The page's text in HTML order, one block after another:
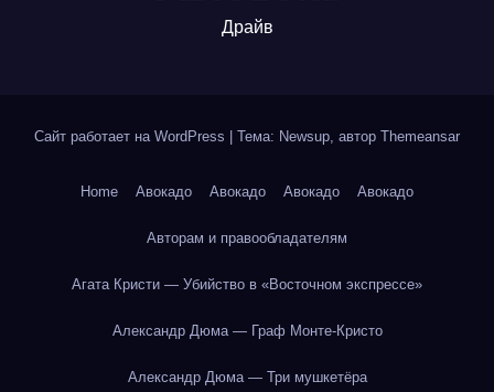
Драйв
Сайт работает на WordPress Тема: Newsup, автор Themeansar
Home Авокадо Авокадо Авокадо Авокадо
Авторам и правообладателям
Агата Кристи — Убийство в «Восточном экспрессе»
Александр Дюма — Граф Монте-Кристо
Александр Дюма — Три мушкетёра